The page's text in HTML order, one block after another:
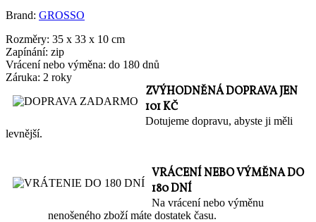
Brand: GROSSO
Rozměry: 35 x 33 x 10 cm
Zapínání: zip
Vrácení nebo výměna: do 180 dnů
Záruka: 2 roky
ZVÝHODNĚNÁ DOPRAVA JEN
101 KČ
Dotujeme dopravu, abyste ji měli
levnější.
VRÁCENÍ NEBO VÝMĚNA DO
180 DNÍ
Na vrácení nebo výměnu
nenošeného zboží máte dostatek času.